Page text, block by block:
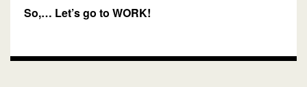
So,… Let’s go to WORK!